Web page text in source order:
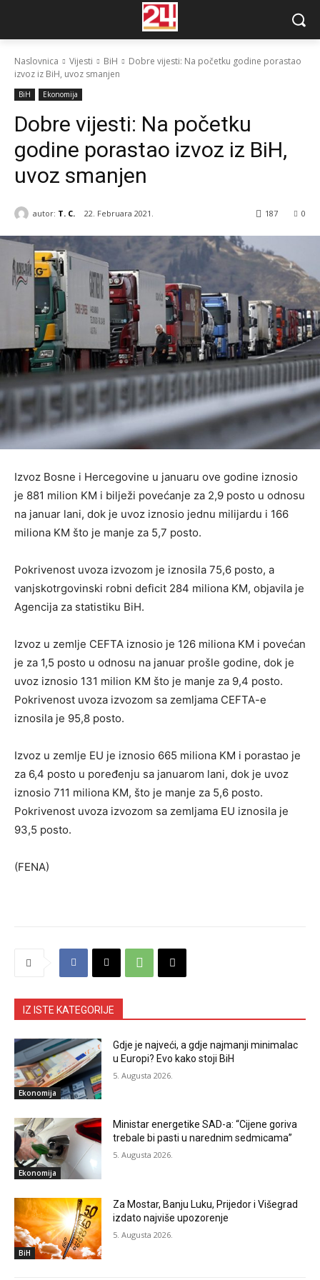
Naslovnica Vijesti BiH
Dobre vijesti: Na početku godine porastao
izvoz iz BiH, uvoz smanjen
BiH Ekonomija
Dobre vijesti: Na početku
godine porastao izvoz iz BiH,
uvoz smanjen
autor: T. C. 22. Februara 2021. 0
187
Izvoz Bosne i Hercegovine u januaru ove godine iznosio
je 881 milion KM i bilježi povećanje za 2,9 posto u odnosu
na januar lani, dok je uvoz iznosio jednu milijardu i 166
miliona KM što je manje za 5,7 posto.
Pokrivenost uvoza izvozom je iznosila 75,6 posto, a
vanjskotrgovinski robni deficit 284 miliona KM, objavila je
Agencija za statistiku BiH.
Izvoz u zemlje CEFTA iznosio je 126 miliona KM i povećan
je za 1,5 posto u odnosu na januar prošle godine, dok je
uvoz iznosio 131 milion KM što je manje za 9,4 posto.
Pokrivenost uvoza izvozom sa zemljama CEFTA-e
iznosila je 95,8 posto.
Izvoz u zemlje EU je iznosio 665 miliona KM i porastao je
za 6,4 posto u poređenju sa januarom lani, dok je uvoz
iznosio 711 miliona KM, što je manje za 5,6 posto.
Pokrivenost uvoza izvozom sa zemljama EU iznosila je
93,5 posto.
(FENA)
IZ ISTE KATEGORIJE
Ekonomija
Gdje je najveći, a gdje najmanji minimalac
u Europi? Evo kako stoji BiH
5. Augusta 2026.
Ekonomija
Ministar energetike SAD-a: “Cijene goriva
trebale bi pasti u narednim sedmicama”
5. Augusta 2026.
BiH
Za Mostar, Banju Luku, Prijedor i Višegrad
izdato najviše upozorenje
5. Augusta 2026.